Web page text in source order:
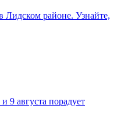
Лидском районе. Узнайте,
9 августа порадует